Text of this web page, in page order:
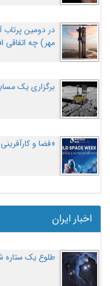
مهر‌) چه اتفاقی
برگزاری یک
«فضا و
اخبار ایران
طلوع یک ستاره